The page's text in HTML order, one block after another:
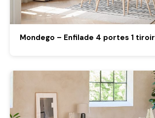
Mondego – Enfilade 4 portes 1 tiroir